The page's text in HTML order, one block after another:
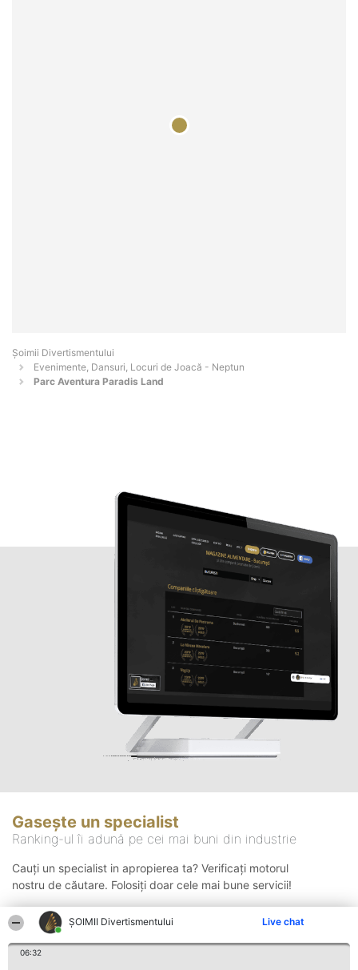
ŞOIMII Divertismentului Live chat
06:32
Şoimii Divertismentului
Evenimente, Dansuri, Locuri de Joacă - Neptun
Parc Aventura Paradis Land
Gasește un specialist
Ranking-ul îi adună pe cei mai buni din industrie
Cauți un specialist in apropierea ta? Verificați motorul
nostru de căutare. Folosiți doar cele mai bune servicii!